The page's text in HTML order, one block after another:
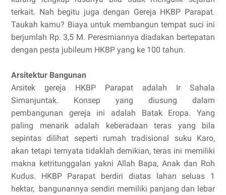
terkait. Nah begitu juga dengan Gereja HKBP Parapat.
Taukah kamu? Biaya untuk membangun tempat suci ini
berjumlah Rp. 3,5 M. Peresmiannya diadakan bertepatan
dengan pesta jubileum HKBP yang ke 100 tahun.
Arsitektur Bangunan
Arsitek gereja HKBP Parapat adalah Ir Sahala
Simanjuntak. Konsep yang diusung dalam
pembangunan gereja ini adalah Batak Eropa. Yang
paling menarik adalah keberadaan teras yang bila
sepintas dilihat seperti rumah tradisional suku Karo,
akan tetapi ternyata tidaklah demikian, teras ini memiliki
makna ketritunggalan yakni Allah Bapa, Anak dan Roh
Kudus. HKBP Parapat berdiri diatas lahan seluas 1
hektar, bangunannya sendiri memiliki panjang dan lebar